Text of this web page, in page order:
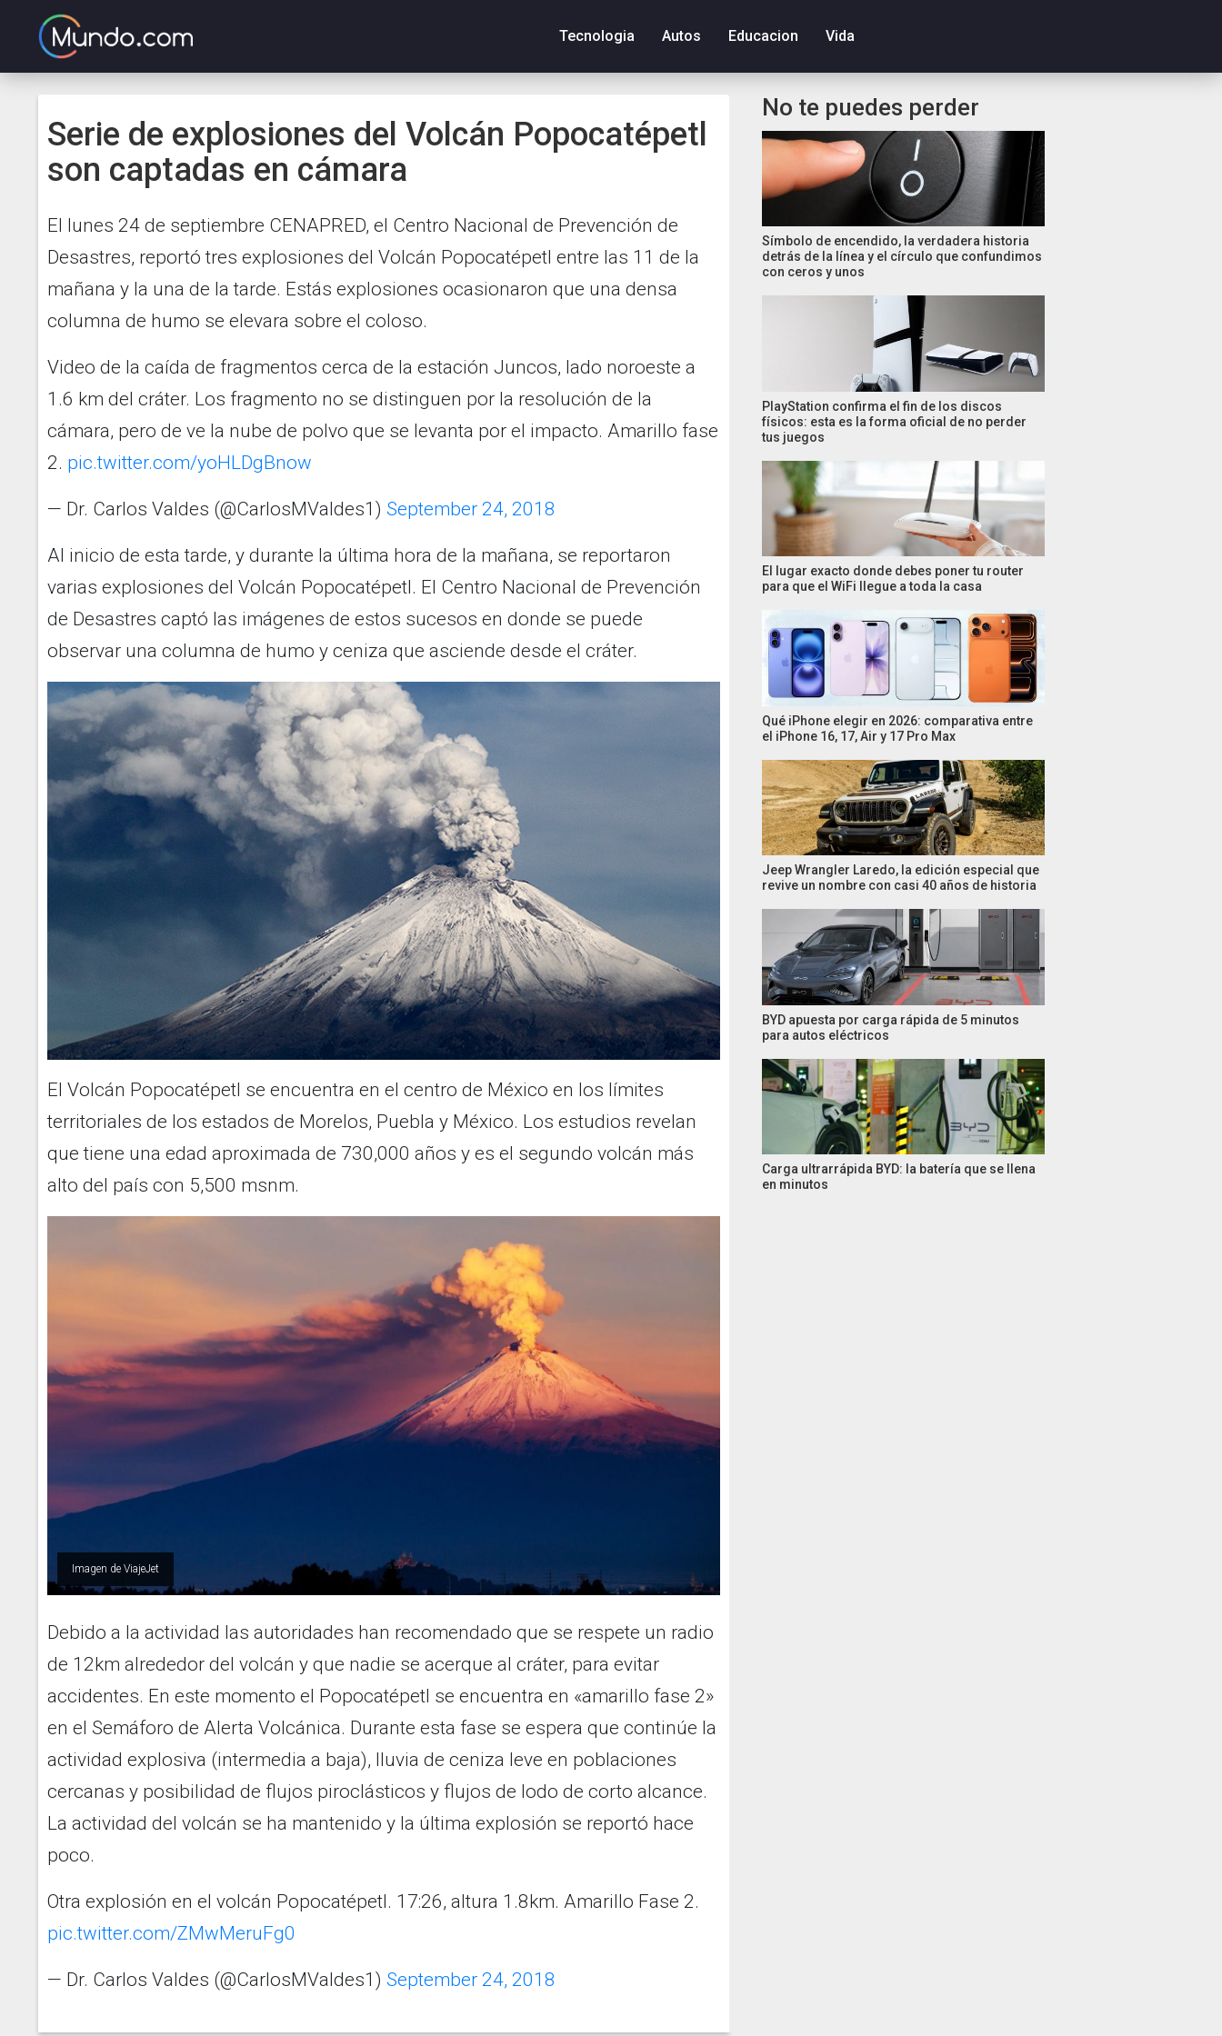
Tecnologia Autos Educacion Vida
Serie de explosiones del Volcán Popocatépetl
son captadas en cámara
El lunes 24 de septiembre CENAPRED, el Centro Nacional de Prevención de
Desastres, reportó tres explosiones del Volcán Popocatépetl entre las 11 de la
mañana y la una de la tarde. Estás explosiones ocasionaron que una densa
columna de humo se elevara sobre el coloso.
Video de la caída de fragmentos cerca de la estación Juncos, lado noroeste a
1.6 km del cráter. Los fragmento no se distinguen por la resolución de la
cámara, pero de ve la nube de polvo que se levanta por el impacto. Amarillo fase
2. pic.twitter.com/yoHLDgBnow
— Dr. Carlos Valdes (@CarlosMValdes1) September 24, 2018
Al inicio de esta tarde, y durante la última hora de la mañana, se reportaron
varias explosiones del Volcán Popocatépetl. El Centro Nacional de Prevención
de Desastres captó las imágenes de estos sucesos en donde se puede
observar una columna de humo y ceniza que asciende desde el cráter.
El Volcán Popocatépetl se encuentra en el centro de México en los límites
territoriales de los estados de Morelos, Puebla y México. Los estudios revelan
que tiene una edad aproximada de 730,000 años y es el segundo volcán más
alto del país con 5,500 msnm.
Imagen de ViajeJet
Debido a la actividad las autoridades han recomendado que se respete un radio
de 12km alrededor del volcán y que nadie se acerque al cráter, para evitar
accidentes. En este momento el Popocatépetl se encuentra en «amarillo fase 2»
en el Semáforo de Alerta Volcánica. Durante esta fase se espera que continúe la
actividad explosiva (intermedia a baja), lluvia de ceniza leve en poblaciones
cercanas y posibilidad de flujos piroclásticos y flujos de lodo de corto alcance.
La actividad del volcán se ha mantenido y la última explosión se reportó hace
poco.
Otra explosión en el volcán Popocatépetl. 17:26, altura 1.8km. Amarillo Fase 2.
pic.twitter.com/ZMwMeruFg0
— Dr. Carlos Valdes (@CarlosMValdes1) September 24, 2018
No te puedes perder
Símbolo de encendido, la verdadera historia
detrás de la línea y el círculo que confundimos
con ceros y unos
PlayStation confirma el fin de los discos
físicos: esta es la forma oficial de no perder
tus juegos
El lugar exacto donde debes poner tu router
para que el WiFi llegue a toda la casa
Qué iPhone elegir en 2026: comparativa entre
el iPhone 16, 17, Air y 17 Pro Max
Jeep Wrangler Laredo, la edición especial que
revive un nombre con casi 40 años de historia
BYD apuesta por carga rápida de 5 minutos
para autos eléctricos
Carga ultrarrápida BYD: la batería que se llena
en minutos